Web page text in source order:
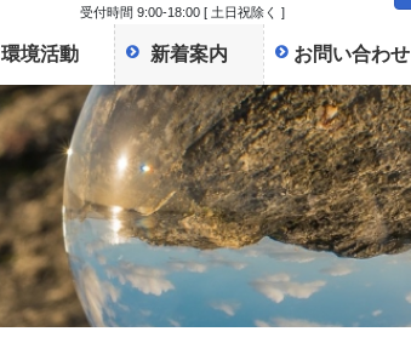
受付時間 9:00-18:00 [ 土日祝除く ]
環境活動 新着案内 お問い合わせ